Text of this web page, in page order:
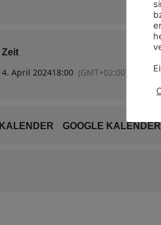
Zeit
4. April 202418:00 (GMT+02:00)
KALENDER GOOGLE KALENDER